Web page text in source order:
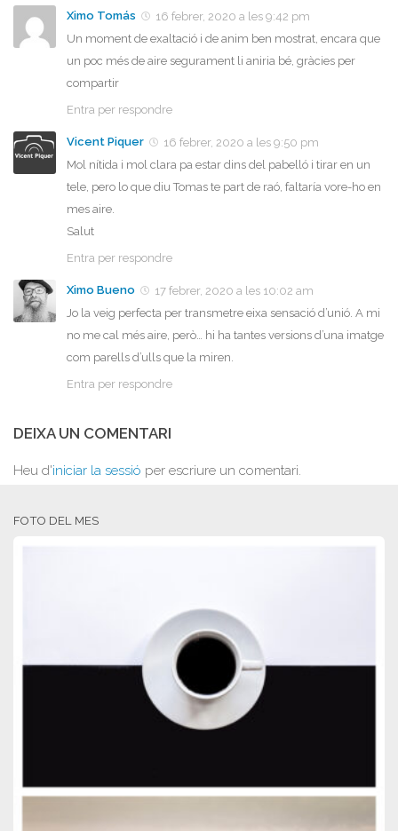
Ximo Tomás
16 febrer, 2020 a les 9:42 pm
Un moment de exaltació i de anim ben mostrat, encara que
un poc més de aire segurament li aniria bé, gràcies per
compartir
Entra per respondre
Vicent Piquer
16 febrer, 2020 a les 9:50 pm
Mol nítida i mol clara pa estar dins del pabelló i tirar en un
tele, pero lo que diu Tomas te part de raó, faltaría vore-ho en
mes aire.
Salut
Entra per respondre
Ximo Bueno
17 febrer, 2020 a les 10:02 am
Jo la veig perfecta per transmetre eixa sensació d’unió. A mi
no me cal més aire, però… hi ha tantes versions d’una imatge
com parells d’ulls que la miren.
Entra per respondre
DEIXA UN COMENTARI
Heu d'iniciar la sessió per escriure un comentari.
FOTO DEL MES